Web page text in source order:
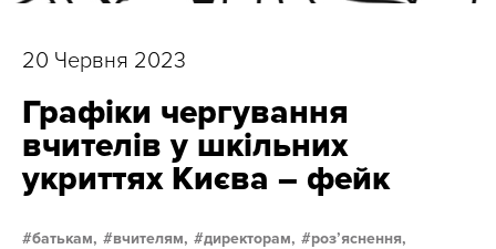
20 Червня 2023
Графіки чергування
вчителів у шкільних
укриттях Києва – фейк
батькам, вчителям, директорам,
розʼяснення,